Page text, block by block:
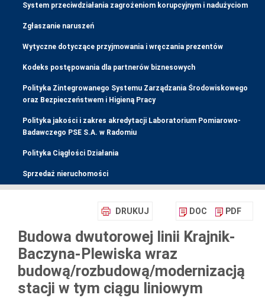
System przeciwdziałania zagrożeniom korupcyjnym i nadużyciom
Zgłaszanie naruszeń
Wytyczne dotyczące przyjmowania i wręczania prezentów
Kodeks postępowania dla partnerów biznesowych
Polityka Zintegrowanego Systemu Zarządzania Środowiskowego
oraz Bezpieczeństwem i Higieną Pracy
Polityka jakości i zakres akredytacji Laboratorium Pomiarowo-
Badawczego PSE S.A. w Radomiu
Polityka Ciągłości Działania
Sprzedaż nieruchomości
DRUKUJ DOC PDF
Budowa dwutorowej linii Krajnik-
Baczyna-Plewiska wraz
budową/rozbudową/modernizacją
stacji w tym ciągu liniowym